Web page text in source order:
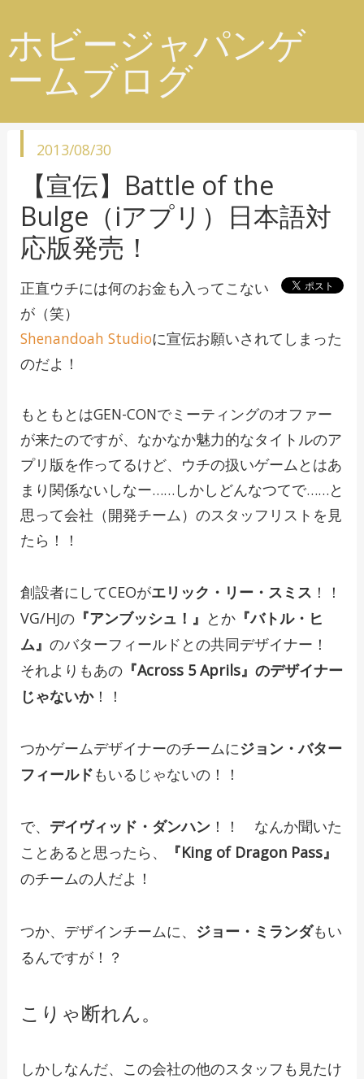
ホビージャパンゲ
ームブログ
投
日
2013/08/30
【宣伝】Battle of the
Bulge（iアプリ）日本語対
応版発売！
正直ウチには何のお金も入ってこない
が（笑）
Shenandoah Studioに宣伝お願いされてしまった
のだよ！
もともとはGEN-CONでミーティングのオファー
が来たのですが、なかなか魅力的なタイトルのア
プリ版を作ってるけど、ウチの扱いゲームとはあ
まり関係ないしなー……しかしどんなつてで……と
思って会社（開発チーム）のスタッフリストを見
たら！！
創設者にしてCEOがエリック・リー・スミス ！！
VG/HJの『アンブッシュ！』 とか『バトル・ヒ
ム』 のバターフィールドとの共同デザイナー！
それよりもあの『Across 5 Aprils』のデザイナー
じゃないか！！
つかゲームデザイナーのチームにジョン・バター
フィールドもいるじゃないの！！
で、 デイヴィッド・ダンハン！！ なんか聞いた
ことあると思ったら、
『King of Dragon Pass』
のチームの人だよ！
つか、デザインチームに、 ジョー・ミランダもい
るんですが！？
こりゃ断れん。
しかしなんだ、この会社の他のスタッフも見たけ